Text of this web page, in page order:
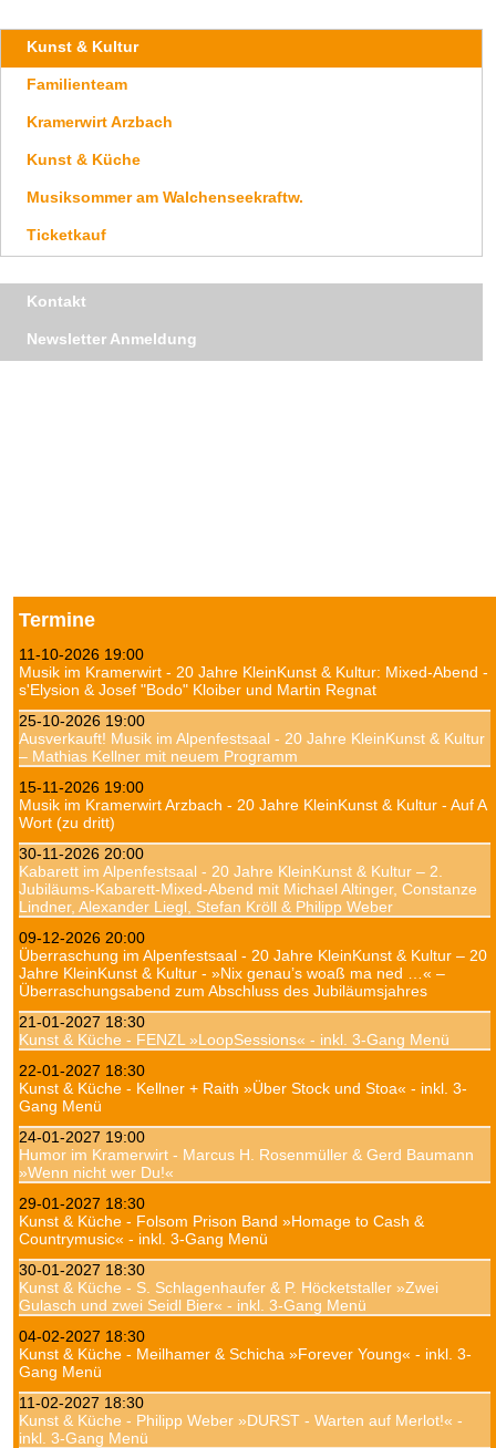
Navigation
überspringen
Kunst & Kultur
Familienteam
Kramerwirt Arzbach
Kunst & Küche
Musiksommer am Walchenseekraftw.
Ticketkauf
Navigation
überspringen
Kontakt
Newsletter Anmeldung
Termine
11-10-2026 19:00
Musik im Kramerwirt - 20 Jahre KleinKunst & Kultur: Mixed-Abend -
s'Elysion & Josef "Bodo" Kloiber und Martin Regnat
25-10-2026 19:00
Ausverkauft! Musik im Alpenfestsaal - 20 Jahre KleinKunst & Kultur
– Mathias Kellner mit neuem Programm
15-11-2026 19:00
Musik im Kramerwirt Arzbach - 20 Jahre KleinKunst & Kultur - Auf A
Wort (zu dritt)
30-11-2026 20:00
Kabarett im Alpenfestsaal - 20 Jahre KleinKunst & Kultur – 2.
Jubiläums-Kabarett-Mixed-Abend mit Michael Altinger, Constanze
Lindner, Alexander Liegl, Stefan Kröll & Philipp Weber
09-12-2026 20:00
Überraschung im Alpenfestsaal - 20 Jahre KleinKunst & Kultur – 20
Jahre KleinKunst & Kultur - »Nix genau’s woaß ma ned …« –
Überraschungsabend zum Abschluss des Jubiläumsjahres
21-01-2027 18:30
Kunst & Küche - FENZL »LoopSessions« - inkl. 3-Gang Menü
22-01-2027 18:30
Kunst & Küche - Kellner + Raith »Über Stock und Stoa« - inkl. 3-
Gang Menü
24-01-2027 19:00
Humor im Kramerwirt - Marcus H. Rosenmüller & Gerd Baumann
»Wenn nicht wer Du!«
29-01-2027 18:30
Kunst & Küche - Folsom Prison Band »Homage to Cash &
Countrymusic« - inkl. 3-Gang Menü
30-01-2027 18:30
Kunst & Küche - S. Schlagenhaufer & P. Höcketstaller »Zwei
Gulasch und zwei Seidl Bier« - inkl. 3-Gang Menü
04-02-2027 18:30
Kunst & Küche - Meilhamer & Schicha »Forever Young« - inkl. 3-
Gang Menü
11-02-2027 18:30
Kunst & Küche - Philipp Weber »DURST - Warten auf Merlot!« -
inkl. 3-Gang Menü